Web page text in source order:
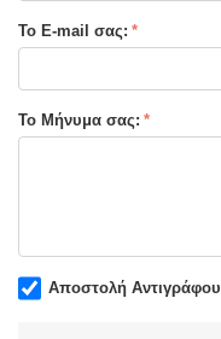
Το E-mail σας:
Το Μήνυμα σας:
Αποστολή Αντιγράφου